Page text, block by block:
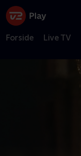
Forside Live TV